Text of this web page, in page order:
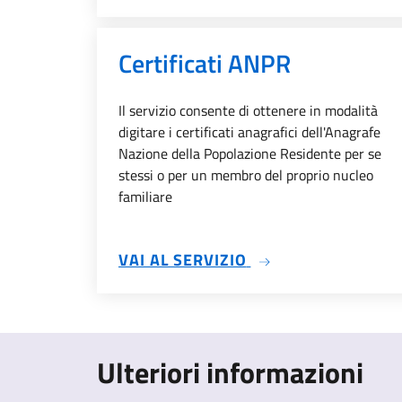
Certificati ANPR
Il servizio consente di ottenere in modalità
digitare i certificati anagrafici dell'Anagrafe
Nazione della Popolazione Residente per se
stessi o per un membro del proprio nucleo
familiare
VAI AL SERVIZIO SU CERTIFICATI
Ulteriori informazioni